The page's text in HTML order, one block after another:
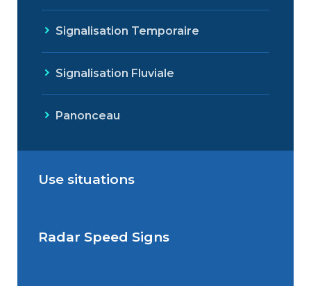
Signalisation Temporaire
Signalisation Fluviale
Panonceau
Use situations
Situations de signalisation
Radar Speed Signs